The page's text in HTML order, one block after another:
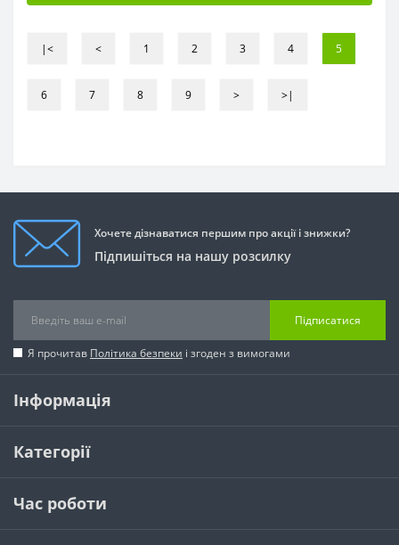
|< < 1 2 3 4 5
6 7 8 9 > >|
Хочете дізнаватися першим про акції і знижки?
Підпишіться на нашу розсилку
Підписатися
Я прочитав Політика безпеки і згоден з вимогами
Інформація
Категорії
Час роботи